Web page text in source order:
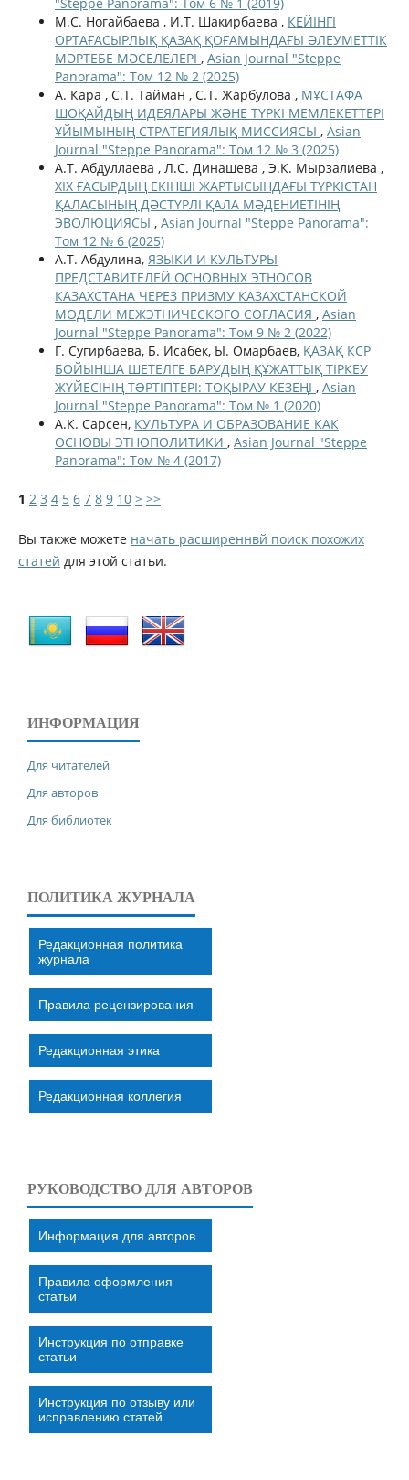
М.С. Ногайбаева , И.Т. Шакирбаева , КЕЙІНГІ
ОРТАҒАСЫРЛЫҚ ҚАЗАҚ ҚОҒАМЫНДАҒЫ ӘЛЕУМЕТТІК
МӘРТЕБЕ МӘСЕЛЕЛЕРІ , Asian Journal "Steppe
Panorama": Том 12 № 2 (2025)
А. Кара , С.Т. Тайман , С.Т. Жарбулова , МҰСТАФА
ШОҚАЙДЫҢ ИДЕЯЛАРЫ ЖӘНЕ ТҮРКІ МЕМЛЕКЕТТЕРІ
ҰЙЫМЫНЫҢ СТРАТЕГИЯЛЫҚ МИССИЯСЫ , Asian
Journal "Steppe Panorama": Том 12 № 3 (2025)
А.Т. Абдуллаева , Л.С. Динашева , Э.К. Мырзалиева ,
ХІХ ҒАСЫРДЫҢ ЕКІНШІ ЖАРТЫСЫНДАҒЫ ТҮРКІСТАН
ҚАЛАСЫНЫҢ ДӘСТҮРЛІ ҚАЛА МӘДЕНИЕТІНІҢ
ЭВОЛЮЦИЯСЫ , Asian Journal "Steppe Panorama":
Том 12 № 6 (2025)
А.Т. Абдулина, ЯЗЫКИ И КУЛЬТУРЫ
ПРЕДСТАВИТЕЛЕЙ ОСНОВНЫХ ЭТНОСОВ
КАЗАХСТАНА ЧЕРЕЗ ПРИЗМУ КАЗАХСТАНСКОЙ
МОДЕЛИ МЕЖЭТНИЧЕСКОГО СОГЛАСИЯ , Asian
Journal "Steppe Panorama": Том 9 № 2 (2022)
Г. Сугирбаева, Б. Исабек, Ы. Омарбаев, ҚАЗАҚ КСР
БОЙЫНША ШЕТЕЛГЕ БАРУДЫҢ ҚҰЖАТТЫҚ ТІРКЕУ
ЖҮЙЕСІНІҢ ТƏРТІПТЕРІ: ТОҚЫРАУ КЕЗЕҢІ , Asian
Journal "Steppe Panorama": Том № 1 (2020)
А.К. Сарсен, КУЛЬТУРА И ОБРАЗОВАНИЕ КАК
ОСНОВЫ ЭТНОПОЛИТИКИ , Asian Journal "Steppe
Panorama": Том № 4 (2017)
1 2 3 4 5 6 7 8 9 10 > >>
Вы также можете начать расширеннвй поиск похожих
статей для этой статьи.
ИНФОРМАЦИЯ
Для читателей
Для авторов
Для библиотек
ПОЛИТИКА ЖУРНАЛА
Редакционная политика
журнала
Правила рецензирования
Редакционная этика
Редакционная коллегия
РУКОВОДСТВО ДЛЯ АВТОРОВ
Информация для авторов
Правила оформления
статьи
Инструкция по отправке
статьи
Инструкция по отзыву или
исправлению статей